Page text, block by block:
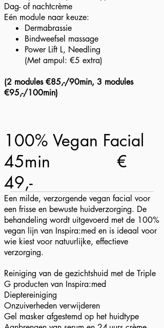
Dag- of nachtcrème
Eén module naar keuze:
Dermabrassie
Bindweefsel massage
Power Lift L, Needling​
(Met ampul: €5 extra)
(2 modules €85,-/90min, 3 modules
€95,-/100min)
100% Vegan Facial
45min
€
49,-
Een milde, verzorgende vegan facial voor
een frisse en bewuste huidverzorging. De
behandeling wordt uitgevoerd met de 100%
vegan lijn van Inspira:med en is ideaal voor
wie kiest voor natuurlijke, effectieve
verzorging.
Reiniging van de gezichtshuid met de Triple
G producten van Inspira:med
Dieptereiniging
Onzuiverheden verwijderen
Gel masker afgestemd op het huidtype